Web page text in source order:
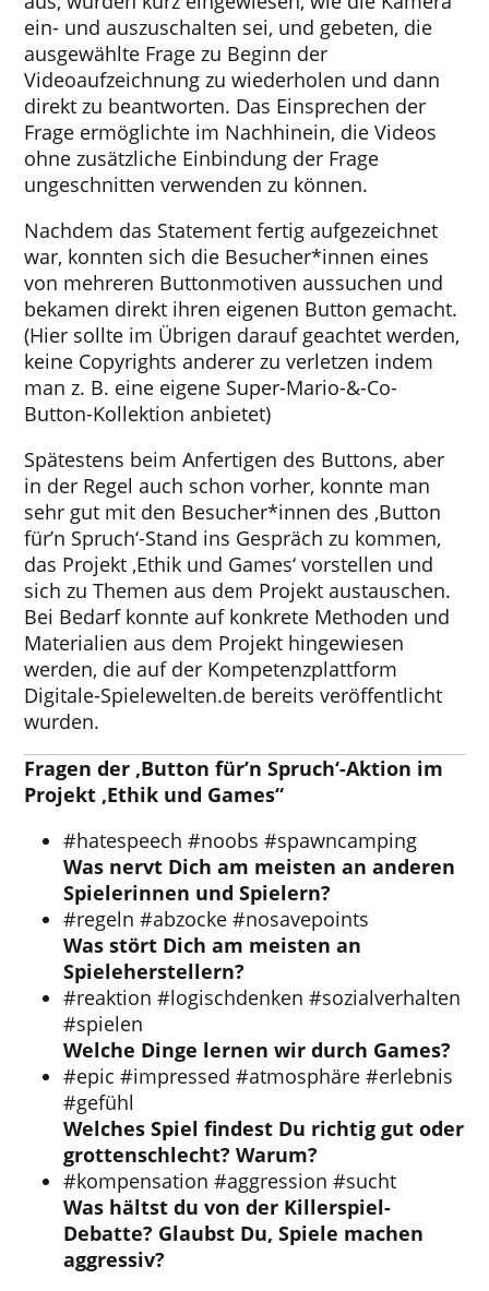
ein- und auszuschalten sei, und gebeten, die
ausgewählte Frage zu Beginn der
Videoaufzeichnung zu wiederholen und dann
direkt zu beantworten. Das Einsprechen der
Frage ermöglichte im Nachhinein, die Videos
ohne zusätzliche Einbindung der Frage
ungeschnitten verwenden zu können.
Nachdem das Statement fertig aufgezeichnet
war, konnten sich die Besucher*innen eines
von mehreren Buttonmotiven aussuchen und
bekamen direkt ihren eigenen Button gemacht.
(Hier sollte im Übrigen darauf geachtet werden,
keine Copyrights anderer zu verletzen indem
man z. B. eine eigene Super-Mario-&-Co-
Button-Kollektion anbietet)
Spätestens beim Anfertigen des Buttons, aber
in der Regel auch schon vorher, konnte man
sehr gut mit den Besucher*innen des ‚Button
für’n Spruch‘-Stand ins Gespräch zu kommen,
das Projekt ‚Ethik und Games‘ vorstellen und
sich zu Themen aus dem Projekt austauschen.
Bei Bedarf konnte auf konkrete Methoden und
Materialien aus dem Projekt hingewiesen
werden, die auf der Kompetenzplattform
Digitale-Spielewelten.de bereits veröffentlicht
wurden.
Fragen der ‚Button für’n Spruch‘-Aktion im
Projekt ‚Ethik und Games“
#hatespeech #noobs #spawncamping
Was nervt Dich am meisten an anderen
Spielerinnen und Spielern?
#regeln #abzocke #nosavepoints
Was stört Dich am meisten an
Spieleherstellern?
#reaktion #logischdenken #sozialverhalten
#spielen
Welche Dinge lernen wir durch Games?
#epic #impressed #atmosphäre #erlebnis
#gefühl
Welches Spiel findest Du richtig gut oder
grottenschlecht? Warum?
#kompensation #aggression #sucht
Was hältst du von der Killerspiel-
Debatte? Glaubst Du, Spiele machen
aggressiv?